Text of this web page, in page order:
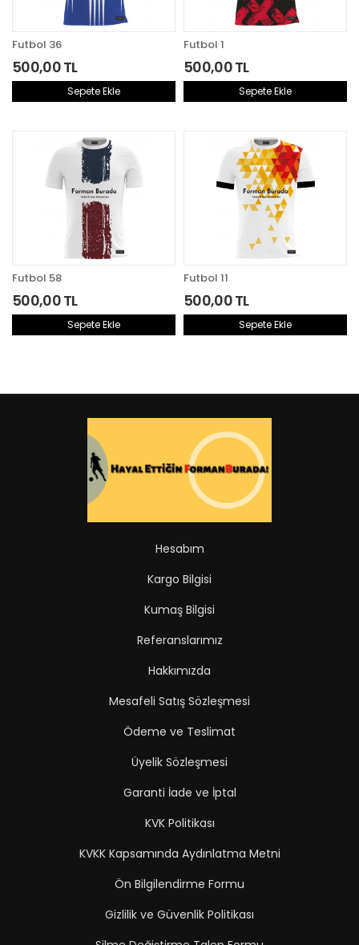
Futbol 36
500,00 TL
Sepete Ekle
Futbol 1
500,00 TL
Sepete Ekle
Futbol 58
500,00 TL
Sepete Ekle
Futbol 11
500,00 TL
Sepete Ekle
Hesabım
Kargo Bilgisi
Kumaş Bilgisi
Referanslarımız
Hakkımızda
Mesafeli Satış Sözleşmesi
Ödeme ve Teslimat
Üyelik Sözleşmesi
Garanti İade ve İptal
KVK Politikası
KVKK Kapsamında Aydınlatma Metni
Ön Bilgilendirme Formu
Gizlilik ve Güvenlik Politikası